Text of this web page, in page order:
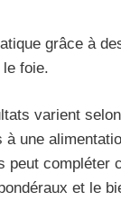
grâce à
foie.
varient
une
peut compléter
et le